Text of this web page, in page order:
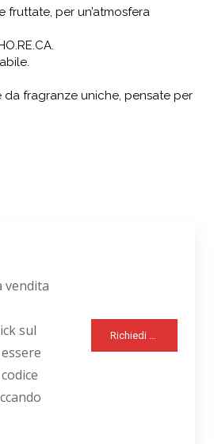
per un’atmosfera
da fragranze uniche, pensate per
vendita
sul